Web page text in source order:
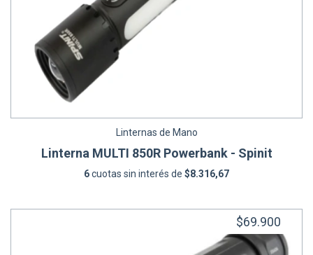
Linternas de Mano
Linterna MULTI 850R Powerbank - Spinit
6cuotas sin interés de $8.316,67
$69.900